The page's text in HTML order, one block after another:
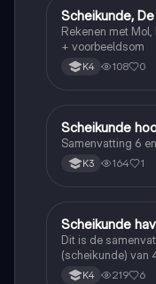
Scheikunde
Scheikunde,
Rekenen met
+ voorbeeldsom
K4 108 0
Scheikunde
Scheikunde
Samenvatting 6
K3 164 1
Scheikunde
Scheikunde
Dit is de
(scheikunde) van
K4 219 6